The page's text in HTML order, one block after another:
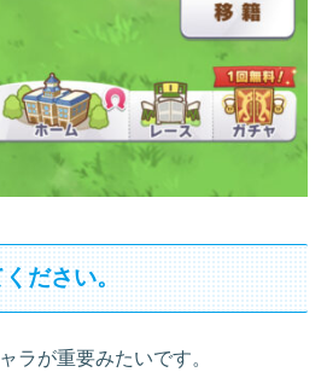
ださい。
ラが重要みたいです。